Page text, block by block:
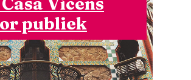
publiek